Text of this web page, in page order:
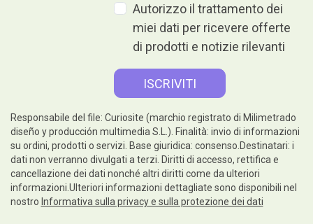
Autorizzo il trattamento dei
miei dati per ricevere offerte
di prodotti e notizie rilevanti
Responsabile del file: Curiosite (marchio registrato di Milimetrado
diseño y producción multimedia S.L.). Finalità: invio di informazioni
su ordini, prodotti o servizi. Base giuridica: consenso.Destinatari: i
dati non verranno divulgati a terzi. Diritti di accesso, rettifica e
cancellazione dei dati nonché altri diritti come da ulteriori
informazioni.Ulteriori informazioni dettagliate sono disponibili nel
nostro Informativa sulla privacy e sulla protezione dei dati